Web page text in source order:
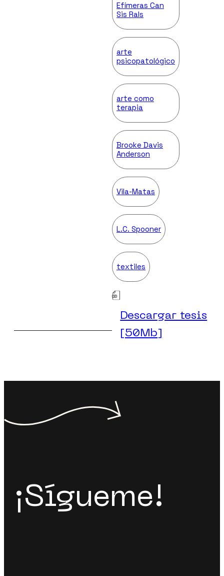
Efímeras Can
Sis Rals
arte
psicopatológico
arte como
terapia
Brooke Davis
Anderson
Vila-Matas
L.C. Spooner
textiles
Descargar tesis
[50Mb]
¡Sígueme!